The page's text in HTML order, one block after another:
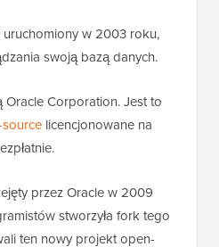
w 2003 roku,
Corporation. Jest to
licencjonowane na
przez Oracle w 2009
stworzyła fork tego